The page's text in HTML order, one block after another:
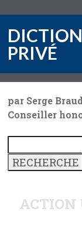
PRIVÉ
par Serge
Conseiller
ACTION